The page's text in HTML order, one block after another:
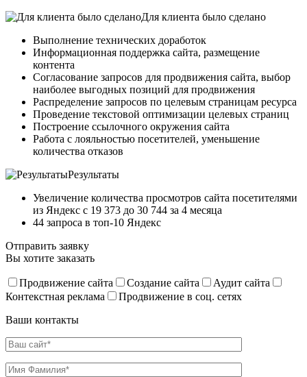
Для клиента было сделано
Выполнение технических доработок
Информационная поддержка сайта, размещение
контента
Согласование запросов для продвижения сайта, выбор
наиболее выгодных позиций для продвижения
Распределение запросов по целевым страницам ресурса
Проведение текстовой оптимизации целевых страниц
Построение ссылочного окружения сайта
Работа с лояльностью посетителей, уменьшение
количества отказов
Результаты
Увеличение количества просмотров сайта посетителями
из Яндекс с 19 373 до 30 744 за 4 месяца
44 запроса в топ-10 Яндекс
Отправить заявку
Вы хотите заказать
Продвижение сайта Создание сайта
Аудит сайта
Контекстная реклама
Продвижение в соц. сетях
Ваши контакты